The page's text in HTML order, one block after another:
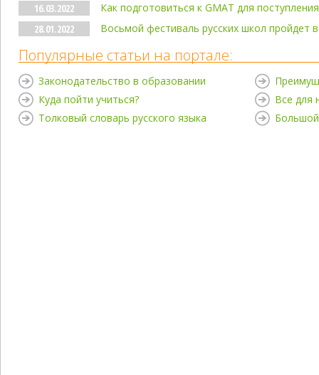
16.03.2022
Как подготовиться к GMAT для
28.01.2022
Восьмой фестиваль русских школ пройдет
Популярные статьи на портале:
Законодательство в образовании
Куда пойти учиться?
Толковый словарь русского языка
Все для
Большой